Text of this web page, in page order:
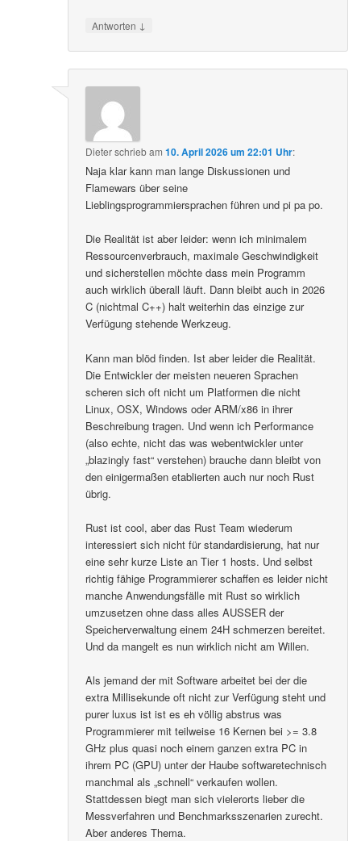
Antworten ↓
Dieterschriebam10. April 2026 um 22:01 Uhr:
Naja klar kann man lange Diskussionen und
Flamewars über seine
Lieblingsprogrammiersprachen führen und pi pa po.
Die Realität ist aber leider: wenn ich minimalem
Ressourcenverbrauch, maximale Geschwindigkeit
und sicherstellen möchte dass mein Programm
auch wirklich überall läuft. Dann bleibt auch in 2026
C (nichtmal C++) halt weiterhin das einzige zur
Verfügung stehende Werkzeug.
Kann man blöd finden. Ist aber leider die Realität.
Die Entwickler der meisten neueren Sprachen
scheren sich oft nicht um Platformen die nicht
Linux, OSX, Windows oder ARM/x86 in ihrer
Beschreibung tragen. Und wenn ich Performance
(also echte, nicht das was webentwickler unter
„blazingly fast“ verstehen) brauche dann bleibt von
den einigermaßen etablierten auch nur noch Rust
übrig.
Rust ist cool, aber das Rust Team wiederum
interessiert sich nicht für standardisierung, hat nur
eine sehr kurze Liste an Tier 1 hosts. Und selbst
richtig fähige Programmierer schaffen es leider nicht
manche Anwendungsfälle mit Rust so wirklich
umzusetzen ohne dass alles AUSSER der
Speicherverwaltung einem 24H schmerzen bereitet.
Und da mangelt es nun wirklich nicht am Willen.
Als jemand der mit Software arbeitet bei der die
extra Millisekunde oft nicht zur Verfügung steht und
purer luxus ist ist es eh völlig abstrus was
Programmierer mit teilweise 16 Kernen bei >= 3.8
GHz plus quasi noch einem ganzen extra PC in
ihrem PC (GPU) unter der Haube softwaretechnisch
manchmal als „schnell“ verkaufen wollen.
Stattdessen biegt man sich vielerorts lieber die
Messverfahren und Benchmarksszenarien zurecht.
Aber anderes Thema.